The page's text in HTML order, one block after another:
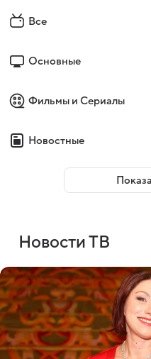
Все
Основные
Фильмы и Сериалы
Новостные
Новости ТВ